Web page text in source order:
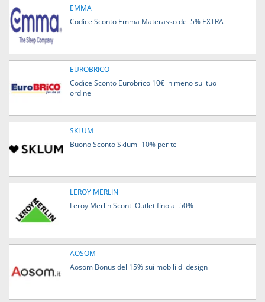
EMMA
Codice Sconto Emma Materasso del 5% EXTRA
EUROBRICO
Codice Sconto Eurobrico 10€ in meno sul tuo
ordine
SKLUM
Buono Sconto Sklum -10% per te
LEROY MERLIN
Leroy Merlin Sconti Outlet fino a -50%
AOSOM
Aosom Bonus del 15% sui mobili di design